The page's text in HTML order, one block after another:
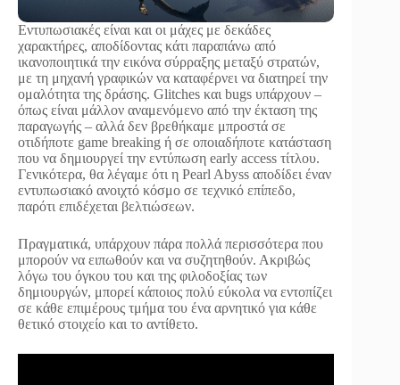
Εντυπωσιακές είναι και οι μάχες με δεκάδες
χαρακτήρες, αποδίδοντας κάτι παραπάνω από
ικανοποιητικά την εικόνα σύρραξης μεταξύ στρατών,
με τη μηχανή γραφικών να καταφέρνει να διατηρεί την
ομαλότητα της δράσης. Glitches και bugs υπάρχουν –
όπως είναι μάλλον αναμενόμενο από την έκταση της
παραγωγής – αλλά δεν βρεθήκαμε μπροστά σε
οτιδήποτε game breaking ή σε οποιαδήποτε κατάσταση
που να δημιουργεί την εντύπωση early access τίτλου.
Γενικότερα, θα λέγαμε ότι η Pearl Abyss αποδίδει έναν
εντυπωσιακό ανοιχτό κόσμο σε τεχνικό επίπεδο,
παρότι επιδέχεται βελτιώσεων.
Πραγματικά, υπάρχουν πάρα πολλά περισσότερα που
μπορούν να ειπωθούν και να συζητηθούν. Ακριβώς
λόγω του όγκου του και της φιλοδοξίας των
δημιουργών, μπορεί κάποιος πολύ εύκολα να εντοπίζει
σε κάθε επιμέρους τμήμα του ένα αρνητικό για κάθε
θετικό στοιχείο και το αντίθετο.